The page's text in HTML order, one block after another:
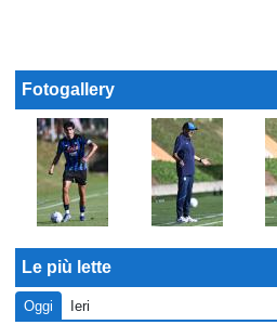
Fotogallery
Le più lette
Oggi
Ieri